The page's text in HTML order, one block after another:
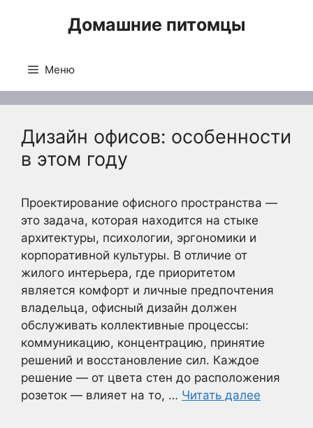
Домашние питомцы
Меню
Дизайн офисов: особенности
в этом году
Проектирование офисного пространства —
это задача, которая находится на стыке
архитектуры, психологии, эргономики и
корпоративной культуры. В отличие от
жилого интерьера, где приоритетом
является комфорт и личные предпочтения
владельца, офисный дизайн должен
обслуживать коллективные процессы:
коммуникацию, концентрацию, принятие
решений и восстановление сил. Каждое
решение — от цвета стен до расположения
розеток — влияет на то, … Читать далее